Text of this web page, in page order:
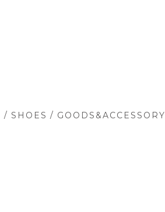
/ SHOES / GOODS&ACCESSORY